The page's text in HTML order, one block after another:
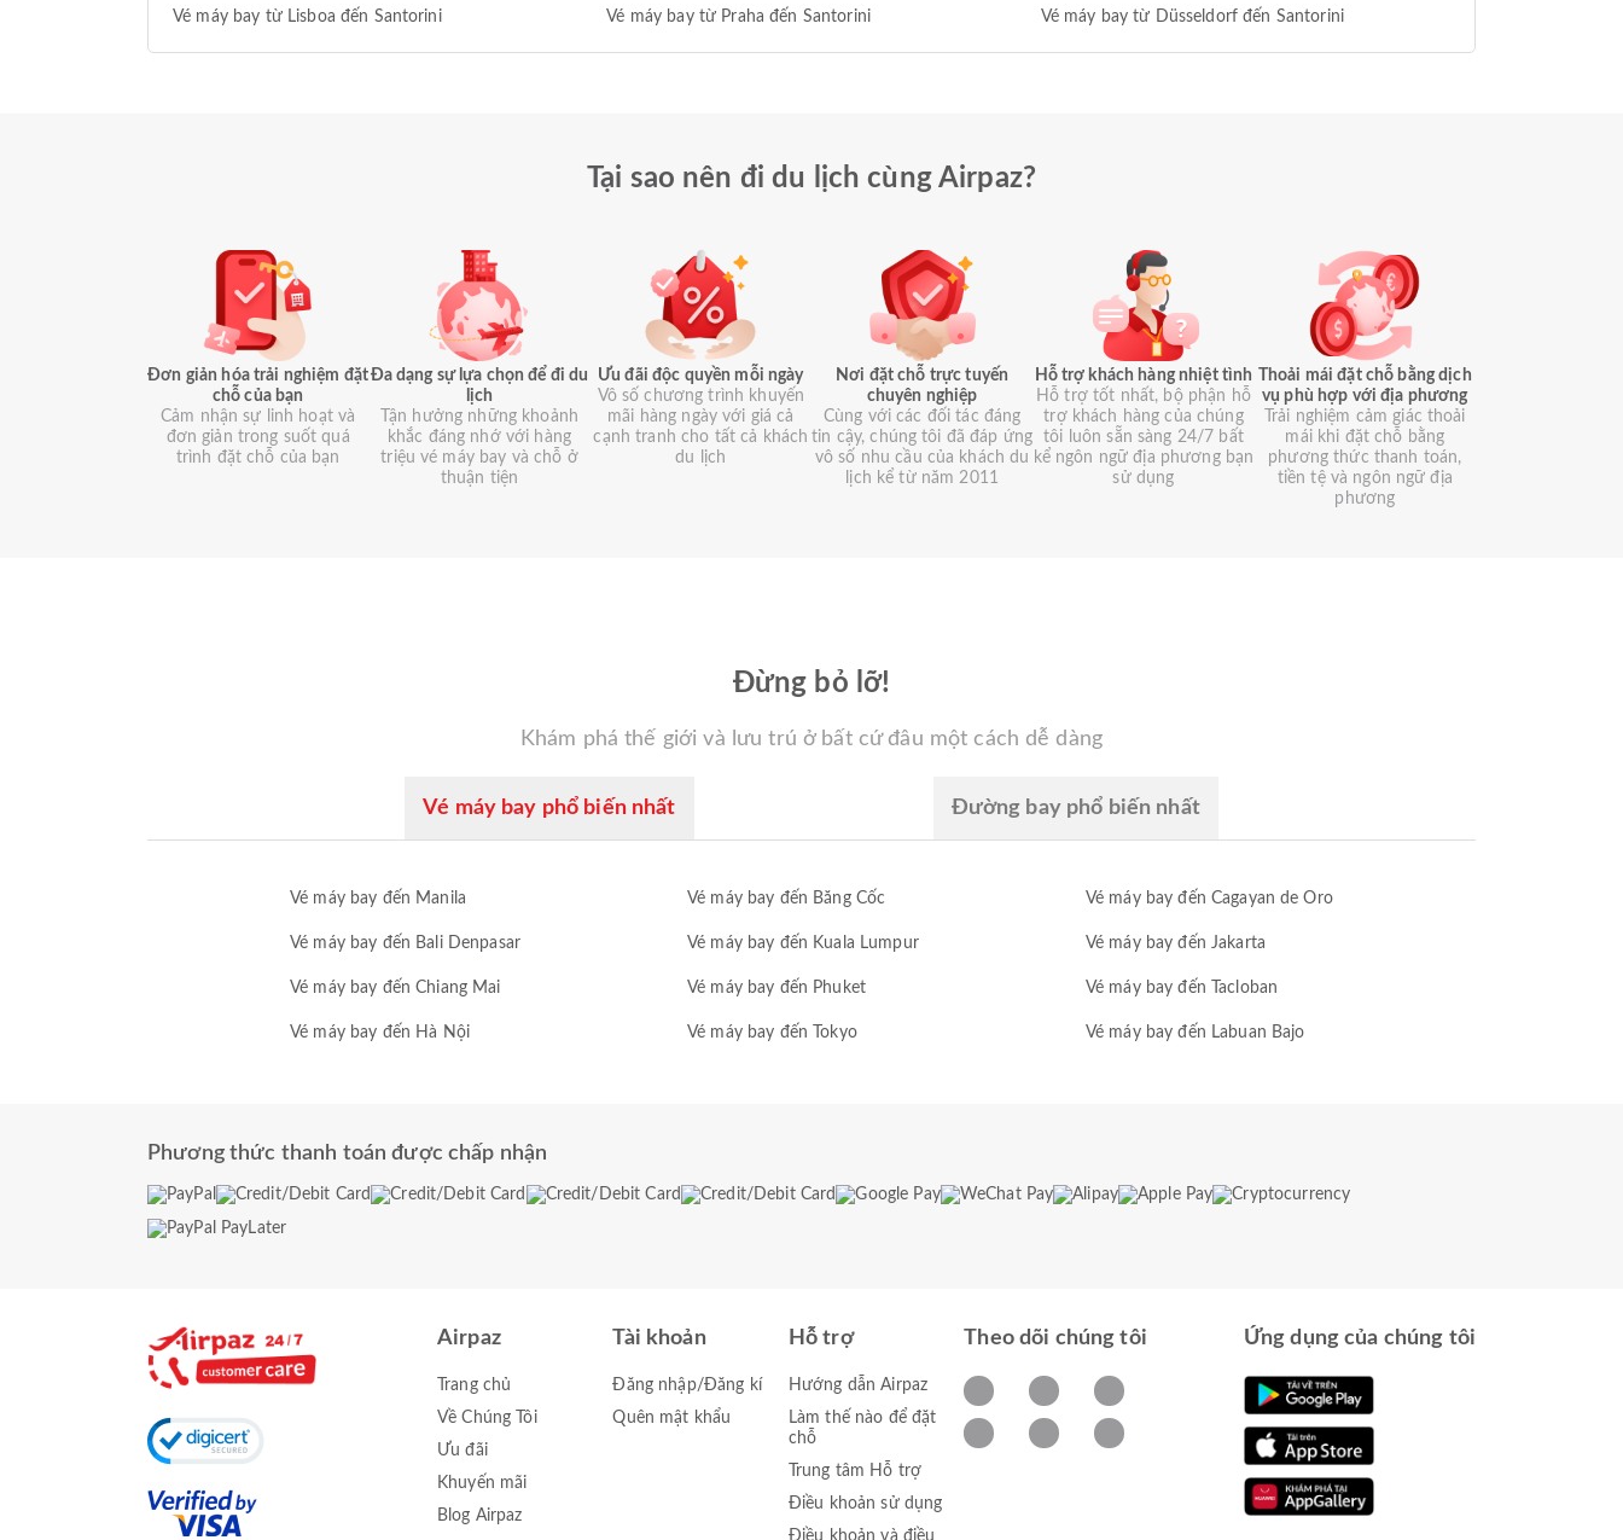
Vé máy bay từ Lisboa đến Santorini Vé máy bay từ Praha đến Santorini Vé máy bay từ Düsseldorf đến Santorini
Tại sao nên đi du lịch cùng Airpaz?
Đơn giản hóa trải nghiệm đặt
chỗ của bạn
Cảm nhận sự linh hoạt và
đơn giản trong suốt quá
trình đặt chỗ của bạn
Đa dạng sự lựa chọn để đi du
lịch
Tận hưởng những khoảnh
khắc đáng nhớ với hàng
triệu vé máy bay và chỗ ở
thuận tiện
Ưu đãi độc quyền mỗi ngày
Vô số chương trình khuyến
mãi hàng ngày với giá cả
cạnh tranh cho tất cả khách
du lịch
Nơi đặt chỗ trực tuyến
chuyên nghiệp
Cùng với các đối tác đáng
tin cậy, chúng tôi đã đáp ứng
vô số nhu cầu của khách du
lịch kể từ năm 2011
Hỗ trợ khách hàng nhiệt tình
Hỗ trợ tốt nhất, bộ phận hỗ
trợ khách hàng của chúng
tôi luôn sẵn sàng 24/7 bất
kể ngôn ngữ địa phương bạn
sử dụng
Thoải mái đặt chỗ bằng dịch
vụ phù hợp với địa phương
Trải nghiệm cảm giác thoải
mái khi đặt chỗ bằng
phương thức thanh toán,
tiền tệ và ngôn ngữ địa
phương
Đừng bỏ lỡ!
Khám phá thế giới và lưu trú ở bất cứ đâu một cách dễ dàng
Vé máy bay phổ biến nhất Đường bay phổ biến nhất
Vé máy bay đến Manila Vé máy bay đến Băng Cốc Vé máy bay đến Cagayan de Oro
Vé máy bay đến Bali Denpasar Vé máy bay đến Kuala Lumpur Vé máy bay đến Jakarta
Vé máy bay đến Chiang Mai Vé máy bay đến Phuket Vé máy bay đến Tacloban
Vé máy bay đến Hà Nội Vé máy bay đến Tokyo Vé máy bay đến Labuan Bajo
Phương thức thanh toán được chấp nhận
Airpaz
Trang chủ
Về Chúng Tôi
Ưu đãi
Khuyến mãi
Blog Airpaz
Tài khoản
Đăng nhập/Đăng kí
Quên mật khẩu
Hỗ trợ
Hướng dẫn Airpaz
Làm thế nào để đặt
chỗ
Trung tâm Hỗ trợ
Điều khoản sử dụng
Điều khoản và điều
Theo dõi chúng tôi Ứng dụng của chúng tôi